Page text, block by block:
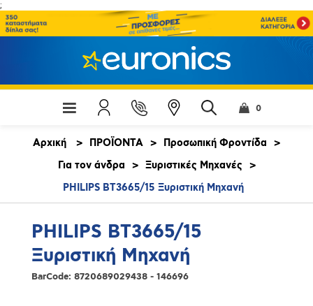
;
0
Αρχική > ΠΡΟΪΟΝΤΑ > Προσωπική Φροντίδα
>
Για τον άνδρα
> Ξυριστικές Μηχανές
>
PHILIPS BT3665/15 Ξυριστική Μηχανή
PHILIPS BT3665/15
Ξυριστική Μηχανή
BarCode: 8720689029438 - 146696